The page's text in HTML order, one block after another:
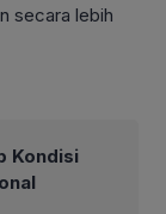
secara lebih
Kondisi